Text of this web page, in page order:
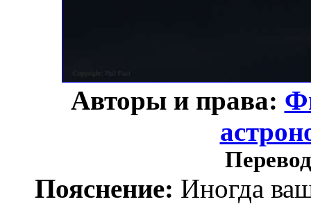
Авторы и права:
Пояснение: Иногда